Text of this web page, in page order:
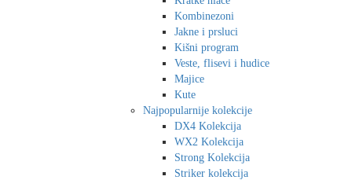
Kombinezoni
Jakne i prsluci
Kišni program
Veste, flisevi i hudice
Majice
Kute
Najpopularnije kolekcije
DX4 Kolekcija
WX2 Kolekcija
Strong Kolekcija
Striker kolekcija